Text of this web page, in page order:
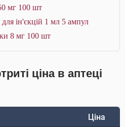
мг 100 шт
ін'єкцій 1 мл 5 ампул
8 мг 100 шт
ціна в аптеці
Ціна